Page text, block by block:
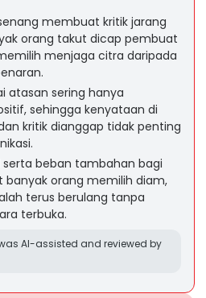
membuat kritik jarang
orang takut dicap pembuat
menjaga citra daripada
atasan sering hanya
sehingga kenyataan di
kritik dianggap tidak penting
serta beban tambahan bagi
orang memilih diam,
terus berulang tanpa
terbuka.
AI-assisted and reviewed by